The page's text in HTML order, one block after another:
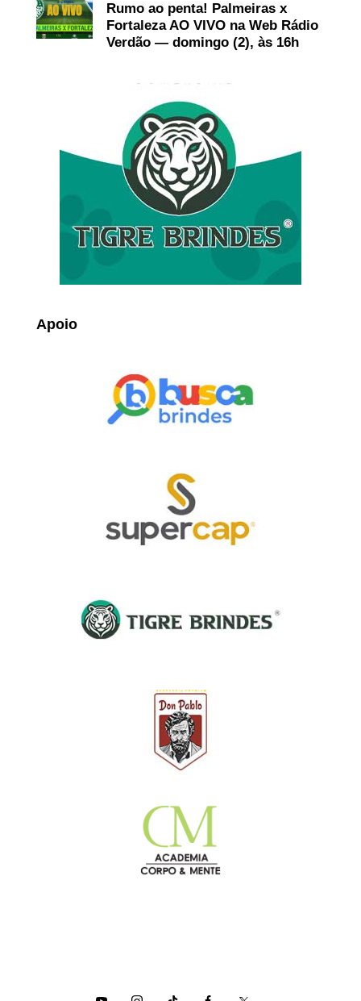
Rumo ao penta! Palmeiras x
Fortaleza AO VIVO na Web Rádio
Verdão — domingo (2), às 16h
Apoio